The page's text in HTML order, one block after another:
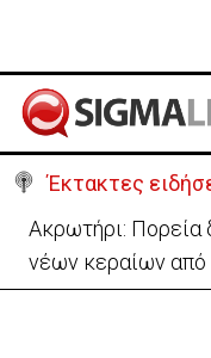
Έκτακτες
«Πόλεμος»
Ελέγχους και από